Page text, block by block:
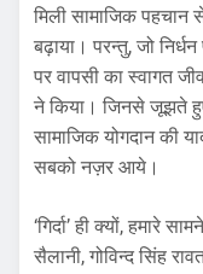
मिली सामाजिक
बढ़ाया। परन्तु, जो
पर वापसी का स्वागत
ने किया। जिनसे जूझते
सामाजिक योगदान की
सबको नज़र आये।
‘गिर्दा’ ही क्यों, हमारे
सैलानी, गोविन्द सिंह